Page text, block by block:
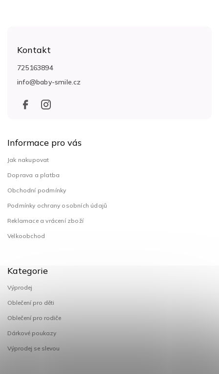
Kontakt
info@baby-smile.cz
725163894
Informace pro vás
Jak nakupovat
Doprava a platba
Obchodní podmínky
Podmínky ochrany osobních údajů
Reklamace a vrácení zboží
Velkoobchod
Kategorie
Výprodej
Oblečení pro děti
Oblečení pro rodiče
Dárkové poukazy
Výprodej se slevou